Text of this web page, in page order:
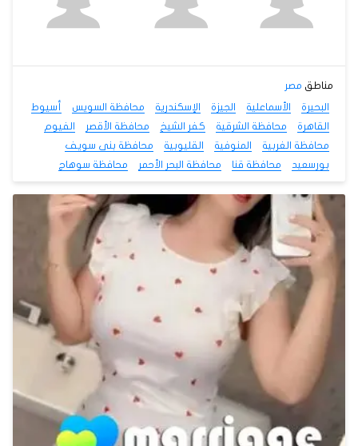
مناطق مصر
البحيرة
الأسماعلية الجيزة الإسكندرية محافظة السويس
أسيوط
القاهرة
محافظة الشرقية كفر الشيخ محافظة الأقصر
الفيوم
محافظة الغربية
المنوفية القليوبية
محافظة بنى سويف
بورسعيد
محافظة قنا محافظة البحر الأحمر محافظة سوهاج